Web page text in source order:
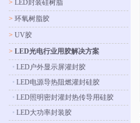
> LED封装硅树脂
> 环氧树脂胶
> UV胶
> LED光电行业用胶解决方案
• LED户外显示屏灌封胶
• LED电源导热阻燃灌封硅胶
• LED照明密封灌封热传导用硅胶
• LED大功率封装胶